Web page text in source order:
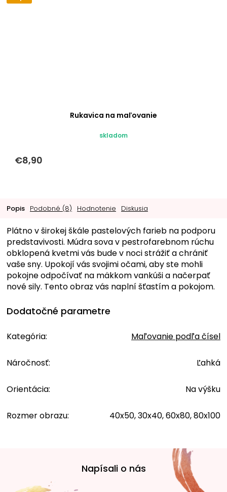
Rukavica na maľovanie
skladom
€8,90
Popis Podobné (8) Hodnotenie Diskusia
Plátno v širokej škále pastelových farieb na podporu
predstavivosti. Múdra sova v pestrofarebnom rúchu
obklopená kvetmi vás bude v noci strážiť a chrániť
vaše sny. Upokojí vás svojimi očami, aby ste mohli
pokojne odpočívať na mäkkom vankúši a načerpať
nové sily. Tento obraz vás naplní šťastím a pokojom.
Dodatočné parametre
Kategória: Maľovanie podľa čísel
Náročnosť: Ľahká
Orientácia: Na výšku
Rozmer obrazu: 40x50, 30x40, 60x80, 80x100
Napísali o nás